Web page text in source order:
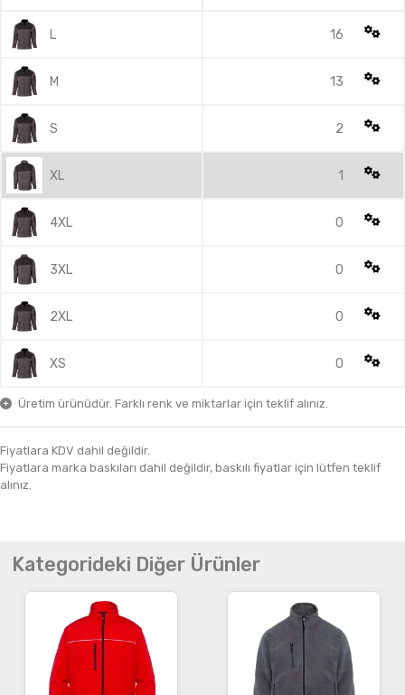
L 16
M 13
S 2
XL 1
4XL 0
3XL 0
2XL 0
XS 0
Üretim ürünüdür. Farklı renk ve miktarlar için teklif alınız.
Fiyatlara KDV dahil değildir.
Fiyatlara marka baskıları dahil değildir, baskılı fiyatlar için lütfen teklif
alınız.
Kategorideki Diğer Ürünler